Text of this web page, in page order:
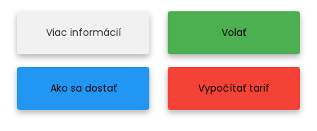
Viac informácií Volať
Ako sa dostať Vypočítať tarif